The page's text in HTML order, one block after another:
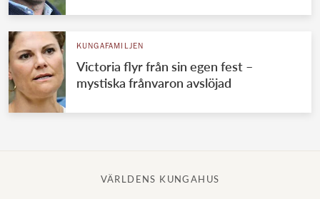
KUNGAFAMILJEN
Victoria flyr från sin egen fest –
mystiska frånvaron avslöjad
VÄRLDENS KUNGAHUS